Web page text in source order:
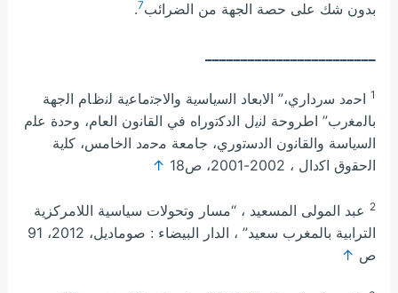
بدون شك على حصة الجهة من الضرائب7
.
1اﺣﻣد ﺳرداري،” اﻻﺑﻌﺎد اﻟﺳﯾﺎﺳﯾﺔ واﻻﺟﺗﻣﺎﻋﯾﺔ ﻟﻧظﺎم اﻟﺟﮭﺔ
ﺑﺎﻟﻣﻐرب” اطروﺣﺔ ﻟﻧﯾل اﻟدﻛﺗوراه ﻓﻲ اﻟﻘﺎﻧون اﻟﻌﺎم، وﺣدة ﻋﻠم
اﻟﺳﯾﺎﺳﺔ واﻟﻘﺎﻧون اﻟدﺳﺗوري، ﺟﺎﻣﻌﺔ ﻣﺣﻣد اﻟﺧﺎﻣﺲ، ﻛﻠﯾﺔ
اﻟﺣﻘوق اﻛدال ، 2002-2001، ص18
↑
2 ﻋﺒﺪ اﻟﻤﻮﻟﻰ اﻟﻤﺴﻌﯿﺪ ، “ﻣﺴﺎر وﺗﺤﻮﻻت ﺳﯿﺎﺳﯿﺔ اﻟﻼﻣﺮﻛﺰﯾﺔ
اﻟﺘﺮاﺑﯿﺔ ﺑﺎﻟﻤﻐﺮب ﺳﻌﯿﺪ” ، اﻟﺪار اﻟﺒﯿﻀﺎء : ﺻﻮﻣﺎدﯾﻞ، 2012، 91
ص ↑